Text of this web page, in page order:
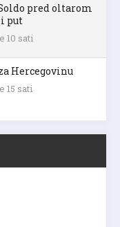
pred oltarom
put
10 sati
Hercegovinu
15 sati